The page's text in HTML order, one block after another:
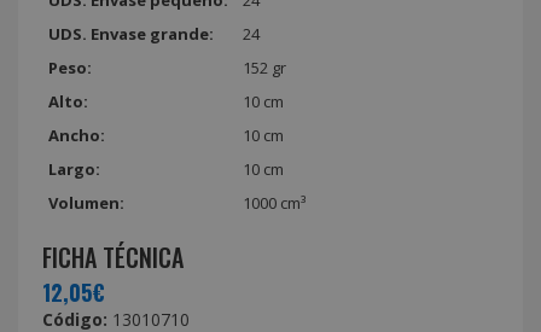
UDS. Envase grande:
24
Peso:
152 gr
Alto:
10 cm
Ancho:
10 cm
Largo:
10 cm
Volumen:
1000 cm³
FICHA TÉCNICA
12,05€
Código: 13010710